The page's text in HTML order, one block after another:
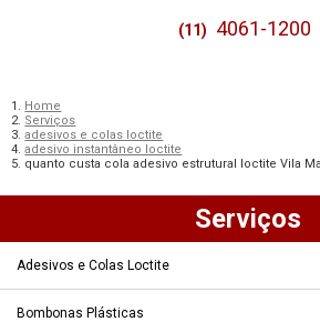
(11) 4061-1200
Home
Serviços
adesivos e colas loctite
adesivo instantâneo loctite
quanto custa cola adesivo estrutural loctite Vila
Serviços
Adesivos e Colas Loctite
Bombonas Plásticas